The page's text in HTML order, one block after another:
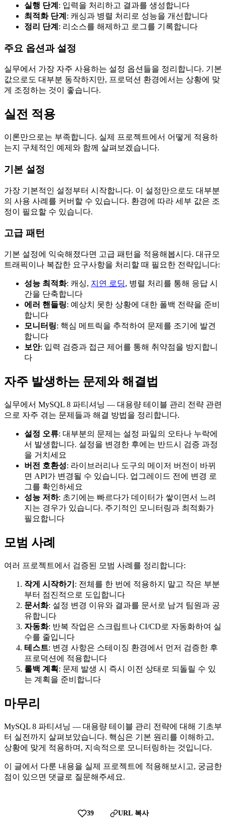
실행 단계 : 입력을 처리하고 결과를 생성합니다
최적화 단계 : 캐싱과 병렬 처리로 성능을 개선합니다
정리 단계 : 리소스를 해제하고 로그를 기록합니다
주요 옵션과 설정
실무에서 가장 자주 사용하는 설정 옵션들을 정리합니다. 기본
값으로도 대부분 동작하지만, 프로덕션 환경에서는 상황에 맞
게 조정하는 것이 좋습니다.
실전 적용
이론만으로는 부족합니다. 실제 프로젝트에서 어떻게 적용하
는지 구체적인 예제와 함께 살펴보겠습니다.
기본 설정
가장 기본적인 설정부터 시작합니다. 이 설정만으로도 대부분
의 사용 사례를 커버할 수 있습니다. 환경에 따라 세부 값은 조
정이 필요할 수 있습니다.
고급 패턴
기본 설정에 익숙해졌다면 고급 패턴을 적용해봅시다. 대규모
트래픽이나 복잡한 요구사항을 처리할 때 필요한 전략입니다:
성능 최적화: 캐싱, 지연 로딩, 병렬 처리를 통해 응답 시
간을 단축합니다
에러 핸들링: 예상치 못한 상황에 대한 폴백 전략을 준비
합니다
모니터링: 핵심 메트릭을 추적하여 문제를 조기에 발견
합니다
보안: 입력 검증과 접근 제어를 통해 취약점을 방지합니
다
자주 발생하는 문제와 해결법
실무에서 MySQL 8 파티셔닝 — 대용량 테이블 관리 전략 관련
으로 자주 겪는 문제들과 해결 방법을 정리합니다.
설정 오류: 대부분의 문제는 설정 파일의 오타나 누락에
서 발생합니다. 설정을 변경한 후에는 반드시 검증 과정
을 거치세요
버전 호환성: 라이브러리나 도구의 메이저 버전이 바뀌
면 API가 변경될 수 있습니다. 업그레이드 전에 변경 로
그를 확인하세요
성능 저하: 초기에는 빠르다가 데이터가 쌓이면서 느려
지는 경우가 있습니다. 주기적인 모니터링과 최적화가
필요합니다
모범 사례
여러 프로젝트에서 검증된 모범 사례를 정리합니다:
작게 시작하기 : 전체를 한 번에 적용하지 말고 작은 부분
부터 점진적으로 도입합니다
문서화: 설정 변경 이유와 결과를 문서로 남겨 팀원과 공
유합니다
자동화: 반복 작업은 스크립트나 CI/CD로 자동화하여 실
수를 줄입니다
테스트: 변경 사항은 스테이징 환경에서 먼저 검증한 후
프로덕션에 적용합니다
롤백 계획 : 문제 발생 시 즉시 이전 상태로 되돌릴 수 있
는 계획을 준비합니다
마무리
MySQL 8 파티셔닝 — 대용량 테이블 관리 전략에 대해 기초부
터 실전까지 살펴보았습니다. 핵심은 기본 원리를 이해하고,
상황에 맞게 적용하며, 지속적으로 모니터링하는 것입니다.
이 글에서 다룬 내용을 실제 프로젝트에 적용해보시고, 궁금한
점이 있으면 댓글로 질문해주세요.
39 URL 복사